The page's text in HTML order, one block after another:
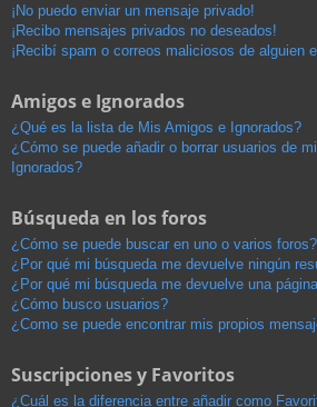
¡No puedo enviar un mensaje privado!
¡Recibo mensajes privados no deseados!
¡Recibí spam o correos maliciosos de alguien
Amigos e Ignorados
¿Qué es la lista de Mis Amigos e Ignorados?
¿Cómo se puede añadir o borrar usuarios de
Ignorados?
Búsqueda en los foros
¿Cómo se puede buscar en uno o varios foros?
¿Por qué mi búsqueda me devuelve ningún
¿Por qué mi búsqueda me devuelve una
¿Cómo busco usuarios?
¿Como se puede encontrar mis propios
Suscripciones y Favoritos
¿Cuál es la diferencia entre añadir como